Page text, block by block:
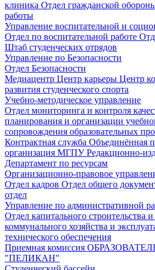
клиника Отдел гражданской
работы
Управление воспитательной и
Отдел по воспитательной работе
Штаб студенческих отрядов
Управление по Безопасности
Отдел Безопасности
Медиацентр Центр карьеры Центр
развития студенческого спорта
Учебно-методическое управление
Отдел мониторинга и контроля
планирования и организации
сопровождения образовательных
Контрактная служба Объединённая
организация МГПУРедакционно-
Департамент по ресурсам
Организационно-правовое
Отдел кадров Отдел общего
отдел
Управление по административной
Отдел капитального строительства
коммунального хозяйства и
технического обеспечения
Приемная комиссия
"ПЕЛИКАН"